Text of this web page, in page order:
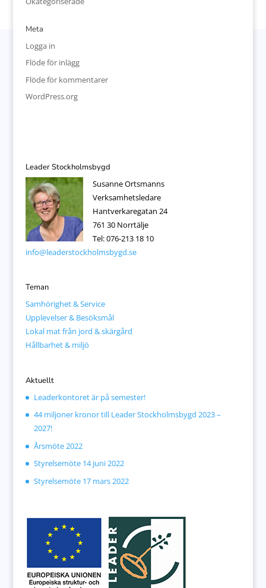
Meta
Logga in
Flöde för inlägg
Flöde för kommentarer
WordPress.org
Leader Stockholmsbygd
Susanne Ortsmanns
Verksamhetsledare
Hantverkaregatan 24
761 30 Norrtälje
Tel: 076-213 18 10
info@leaderstockholmsbygd.se
Teman
Samhörighet & Service
Upplevelser & Besöksmål
Lokal mat från jord & skärgård
Hållbarhet & miljö
Aktuellt
Leaderkontoret är på semester!
44 miljoner kronor till Leader Stockholmsbygd 2023 –
2027!
Årsmöte 2022
Styrelsemöte 14 juni 2022
Styrelsemöte 17 mars 2022